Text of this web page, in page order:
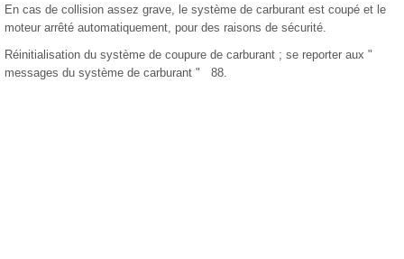
En cas de collision assez grave, le système de carburant est coupé et le
moteur arrêté automatiquement, pour des raisons de sécurité.
Réinitialisation du système de coupure de carburant ; se reporter aux "
messages du système de carburant " 88.